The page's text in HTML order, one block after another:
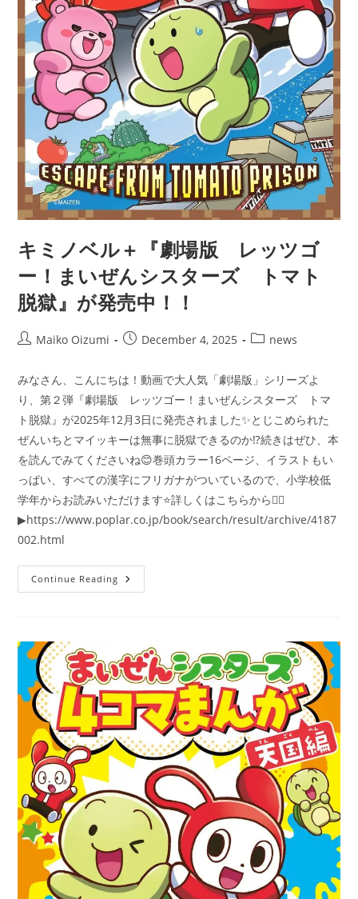
キミノベル＋『劇場版 レッツゴ
ー！まいぜんシスターズ トマト
脱獄』が発売中！！
PostMaiko Oizumi
PostDecember 4, 2025
Postnews
みなさん、こんにちは！動画で大人気「劇場版」シリーズよ
り、第２弾『劇場版 レッツゴー！まいぜんシスターズ トマ
ト脱獄』が2025年12月3日に発売されました✨とじこめられた
ぜんいちとマイッキーは無事に脱獄できるのか⁉️続きはぜひ、本
を読んでみてくださいね😊巻頭カラー16ページ、イラストもい
っぱい、すべての漢字にフリガナがついているので、小学校低
学年からお読みいただけます⭐詳しくはこちらから👇🏻
▶https://www.poplar.co.jp/book/search/result/archive/4187
002.html
Continue Reading キ
ミ
場
版
レ
ッ
ツ
ゴ
ー！
ま
い
ぜ
ん
ス
タ
マ
ト
脱
獄』
が